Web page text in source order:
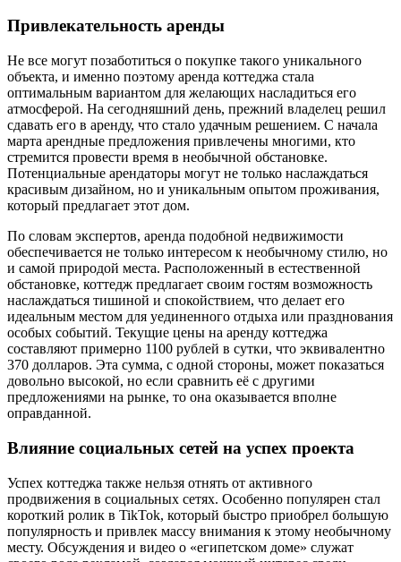
Привлекательность аренды
Не все могут позаботиться о покупке такого уникального
объекта, и именно поэтому аренда коттеджа стала
оптимальным вариантом для желающих насладиться его
атмосферой. На сегодняшний день, прежний владелец решил
сдавать его в аренду, что стало удачным решением. С начала
марта арендные предложения привлечены многими, кто
стремится провести время в необычной обстановке.
Потенциальные арендаторы могут не только наслаждаться
красивым дизайном, но и уникальным опытом проживания,
который предлагает этот дом.
По словам экспертов, аренда подобной недвижимости
обеспечивается не только интересом к необычному стилю, но
и самой природой места. Расположенный в естественной
обстановке, коттедж предлагает своим гостям возможность
наслаждаться тишиной и спокойствием, что делает его
идеальным местом для уединенного отдыха или празднования
особых событий. Текущие цены на аренду коттеджа
составляют примерно 1100 рублей в сутки, что эквивалентно
370 долларов. Эта сумма, с одной стороны, может показаться
довольно высокой, но если сравнить её с другими
предложениями на рынке, то она оказывается вполне
оправданной.
Влияние социальных сетей на успех проекта
Успех коттеджа также нельзя отнять от активного
продвижения в социальных сетях. Особенно популярен стал
короткий ролик в TikTok, который быстро приобрел большую
популярность и привлек массу внимания к этому необычному
месту. Обсуждения и видео о «египетском доме» служат